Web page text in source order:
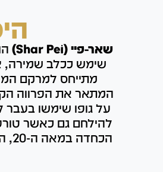
שאר-פיי (Shar Pei)
שימש ככלב שמירה,
מתייחס למרקם
המתאר את הפרווה
על גופו שימשו
להילחם גם כאשר